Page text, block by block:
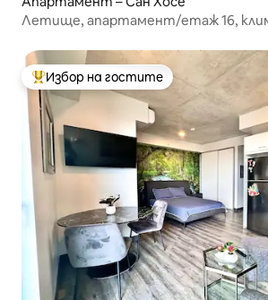
Летище, апартамент/етаж 16,
Най-популярен избор на гостите
Избор на гостите